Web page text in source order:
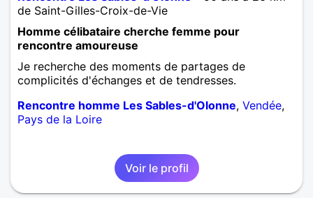
de Saint-Gilles-Croix-de-Vie
Homme célibataire cherche femme pour
rencontre amoureuse
Je recherche des moments de partages de
complicités d'échanges et de tendresses.
Rencontre homme Les Sables-d'Olonne, Vendée,
Pays de la Loire
Voir le profil